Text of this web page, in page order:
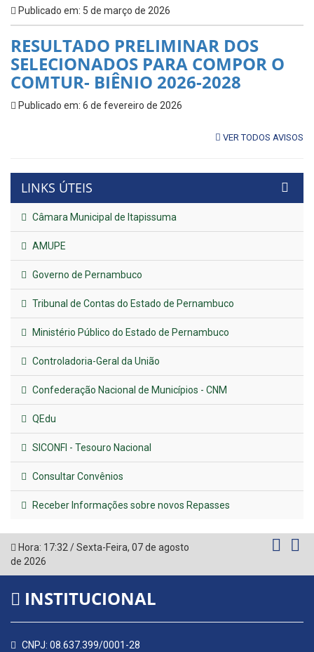
Publicado em: 5 de março de 2026
RESULTADO PRELIMINAR DOS
SELECIONADOS PARA COMPOR O
COMTUR- BIÊNIO 2026-2028
Publicado em: 6 de fevereiro de 2026
VER TODOS AVISOS
LINKS ÚTEIS
Câmara Municipal de Itapissuma
AMUPE
Governo de Pernambuco
Tribunal de Contas do Estado de Pernambuco
Ministério Público do Estado de Pernambuco
Controladoria-Geral da União
Confederação Nacional de Municípios - CNM
QEdu
SICONFI - Tesouro Nacional
Consultar Convênios
Receber Informações sobre novos Repasses
Hora: 17:32/Sexta-Feira, 07 de agosto
de 2026
INSTITUCIONAL
CNPJ: 08.637.399/0001-28